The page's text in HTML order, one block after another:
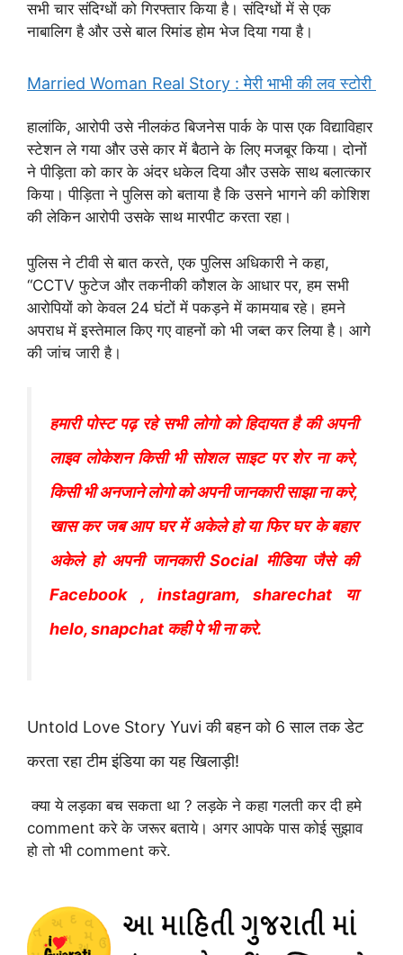
सभी चार संदिग्धों को गिरफ्तार किया है। संदिग्धों में से एक
नाबालिग है और उसे बाल रिमांड होम भेज दिया गया है।
Married Woman Real Story : मेरी भाभी की लव स्टोरी
हालांकि, आरोपी उसे नीलकंठ बिजनेस पार्क के पास एक विद्याविहार
स्टेशन ले गया और उसे कार में बैठाने के लिए मजबूर किया। दोनों
ने पीड़िता को कार के अंदर धकेल दिया और उसके साथ बलात्कार
किया। पीड़िता ने पुलिस को बताया है कि उसने भागने की कोशिश
की लेकिन आरोपी उसके साथ मारपीट करता रहा।
पुलिस ने टीवी से बात करते, एक पुलिस अधिकारी ने कहा,
“CCTV फुटेज और तकनीकी कौशल के आधार पर, हम सभी
आरोपियों को केवल 24 घंटों में पकड़ने में कामयाब रहे। हमने
अपराध में इस्तेमाल किए गए वाहनों को भी जब्त कर लिया है। आगे
की जांच जारी है।
हमारी पोस्ट पढ़ रहे सभी लोगो को हिदायत है की अपनी
लाइव लोकेशन किसी भी सोशल साइट पर शेर ना करे,
किसी भी अनजाने लोगो को अपनी जानकारी साझा ना करे,
खास कर जब आप घर में अकेले हो या फिर घर के बहार
अकेले हो अपनी जानकारी Social मीडिया जैसे की
Facebook , instagram, sharechat या
helo, snapchat कही पे भी ना करे.
Untold Love Story Yuvi की बहन को 6 साल तक डेट
करता रहा टीम इंडिया का यह खिलाड़ी!
क्या ये लड़का बच सकता था ? लड़के ने कहा गलती कर दी हमे
comment करे के जरूर बताये। अगर आपके पास कोई सुझाव
हो तो भी comment करे.